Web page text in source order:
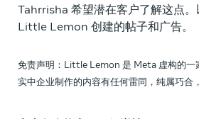
Tahrrisha 希望潜在客户了解这点
Little Lemon 创建的帖子和广告。
免责声明：Little Lemon 是 Meta 虚构的一
实中企业制作的内容有任何雷同，纯属巧合